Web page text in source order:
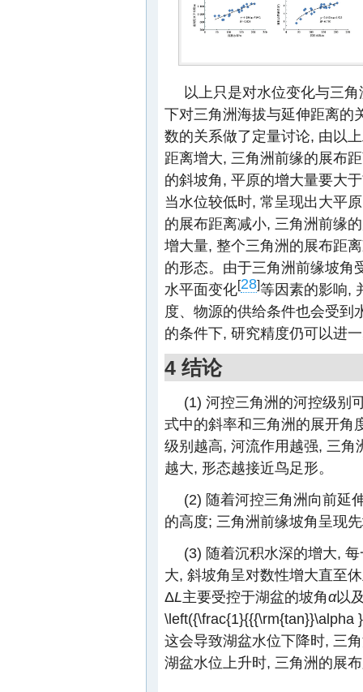
以上只是对水位变化与三
下对三角洲海拔与延伸距离的
数的关系做了定量讨论, 由以
距离增大, 三角洲前缘的展布
的斜坡角, 平原的增大量要大
当水位较低时, 常呈现出大平
的展布距离减小, 三角洲前缘
增大量, 整个三角洲的展布距
的形态。由于三角洲前缘坡角
水平面变化[28]等因素的影响,
度、物源的供给条件也会受到
的条件下, 研究精度仍可以进
4 结论
(1) 河控三角洲的河控级别
式中的斜率和三角洲的展开角
级别越高, 河流作用越强, 三
越大, 形态越接近鸟足形。
(2) 随着河控三角洲向前延
的高度; 三角洲前缘坡角呈现
(3) 随着沉积水深的增大,
大, 斜坡角呈对数性增大直至
ΔL主要受控于湖盆的坡角α以
\left({\frac{1}{{{\rm{tan}}\alpha
这会导致湖盆水位下降时, 三
湖盆水位上升时, 三角洲的展